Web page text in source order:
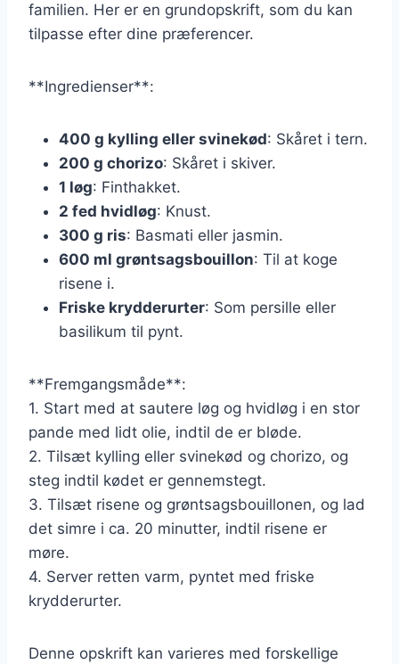
familien. Her er en grundopskrift, som du kan
tilpasse efter dine præferencer.
**Ingredienser**:
400 g kylling eller svinekød: Skåret i tern.
200 g chorizo: Skåret i skiver.
1 løg: Finthakket.
2 fed hvidløg: Knust.
300 g ris: Basmati eller jasmin.
600 ml grøntsagsbouillon: Til at koge
risene i.
Friske krydderurter: Som persille eller
basilikum til pynt.
**Fremgangsmåde**:
1. Start med at sautere løg og hvidløg i en stor
pande med lidt olie, indtil de er bløde.
2. Tilsæt kylling eller svinekød og chorizo, og
steg indtil kødet er gennemstegt.
3. Tilsæt risene og grøntsagsbouillonen, og lad
det simre i ca. 20 minutter, indtil risene er
møre.
4. Server retten varm, pyntet med friske
krydderurter.
Denne opskrift kan varieres med forskellige